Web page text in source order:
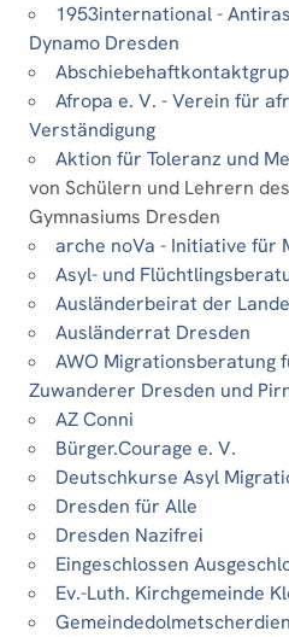
1953international -
Dynamo Dresden
Afropa e. V. - Verein für
Verständigung
Aktion für Toleranz und
von Schülern und Lehrern
Gymnasiums Dresden
arche noVa - Initiative für
Asyl- und
Ausländerbeirat der
Ausländerrat Dresden
AWO Migrationsberatung
Zuwanderer Dresden und
AZ Conni
Bürger.Courage e. V.
Deutschkurse Asyl
Dresden für Alle
Dresden Nazifrei
Eingeschlossen
Ev.-Luth. Kirchgemeinde